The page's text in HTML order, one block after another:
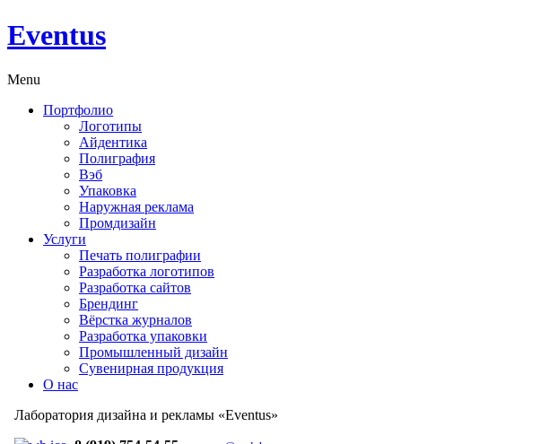
Eventus
Menu
Портфолио
Логотипы
Айдентика
Полиграфия
Вэб
Упаковка
Наружная реклама
Промдизайн
Услуги
Печать полиграфии
Разработка логотипов
Разработка сайтов
Брендинг
Вёрстка журналов
Разработка упаковки
Промышленный дизайн
Сувенирная продукция
О нас
Лаборатория дизайна и рекламы «Eventus»